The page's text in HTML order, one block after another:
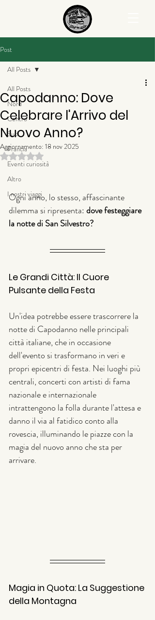
Post
All Posts
Nord
Centro
Sud
Francia
Eventi curiosità
Altro
I nostri viaggi
All Posts
Capodanno: Dove
Celebrare l'Arrivo del
Nuovo Anno?
Aggiornamento: 18 nov 2025
Valutazione NaN stelle su 5.
Ogni anno, lo stesso, affascinante
dilemma si ripresenta: dove festeggiare
la notte di San Silvestro?
Le Grandi Città: Il Cuore
Pulsante della Festa
Un'idea potrebbe essere trascorrere la
notte di Capodanno nelle principali
città italiane, che in occasione
dell'evento si trasformano in veri e
propri epicentri di festa. Nei luoghi più
centrali, concerti con artisti di fama
nazionale e internazionale
intrattengono la folla durante l'attesa e
danno il via al fatidico conto alla
rovescia, illuminando le piazze con la
magia del nuovo anno che sta per
arrivare.
Magia in Quota: La Suggestione
della Montagna